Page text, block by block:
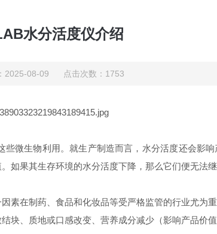
水分活度仪介绍
2025-08-09 点击次数：1753
微生物利用。就生产制造而言， 水分活度还会影
。如果其生存环境的水分活度下降，那么它们便无法继
素在制药、食品和化妆品等受严格监管的行业尤为
结块、质地或口感改变、营养成分减少（影响产品价